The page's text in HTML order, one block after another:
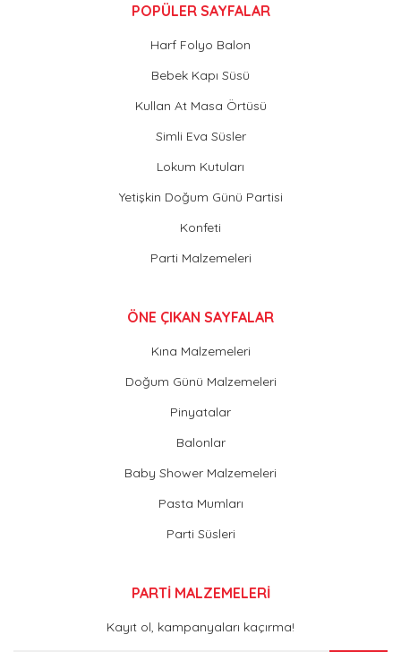
POPÜLER SAYFALAR
Harf Folyo Balon
Bebek Kapı Süsü
Kullan At Masa Örtüsü
Simli Eva Süsler
Lokum Kutuları
Yetişkin Doğum Günü Partisi
Konfeti
Parti Malzemeleri
ÖNE ÇIKAN SAYFALAR
Kına Malzemeleri
Doğum Günü Malzemeleri
Pinyatalar
Balonlar
Baby Shower Malzemeleri
Pasta Mumları
Parti Süsleri
PARTİ MALZEMELERİ
Kayıt ol, kampanyaları kaçırma!